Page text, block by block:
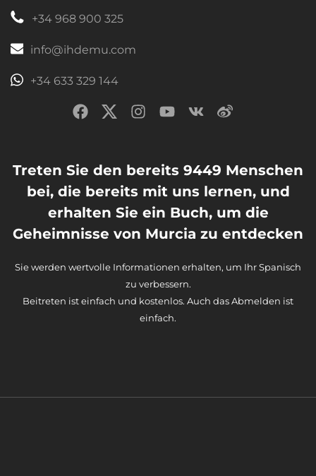
+34 968 900 325
info@ihdemu.com
+34 633 329 144
Treten Sie den bereits 9449 Menschen
bei, die bereits mit uns lernen, und
erhalten Sie ein Buch, um die
Geheimnisse von Murcia zu entdecken
Sie werden wertvolle Informationen erhalten, um Ihr Spanisch
zu verbessern.
Beitreten ist einfach und kostenlos. Auch das Abmelden ist
einfach.